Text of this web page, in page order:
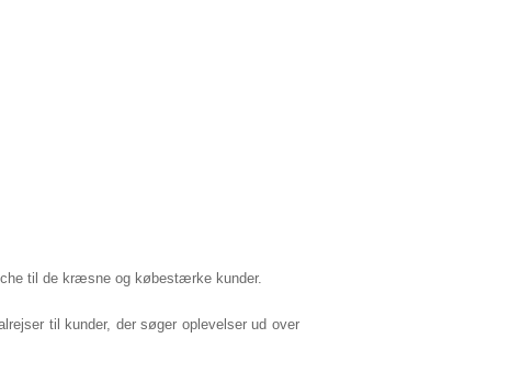
til de kræsne og købestærke kunder.
til kunder, der søger oplevelser ud over